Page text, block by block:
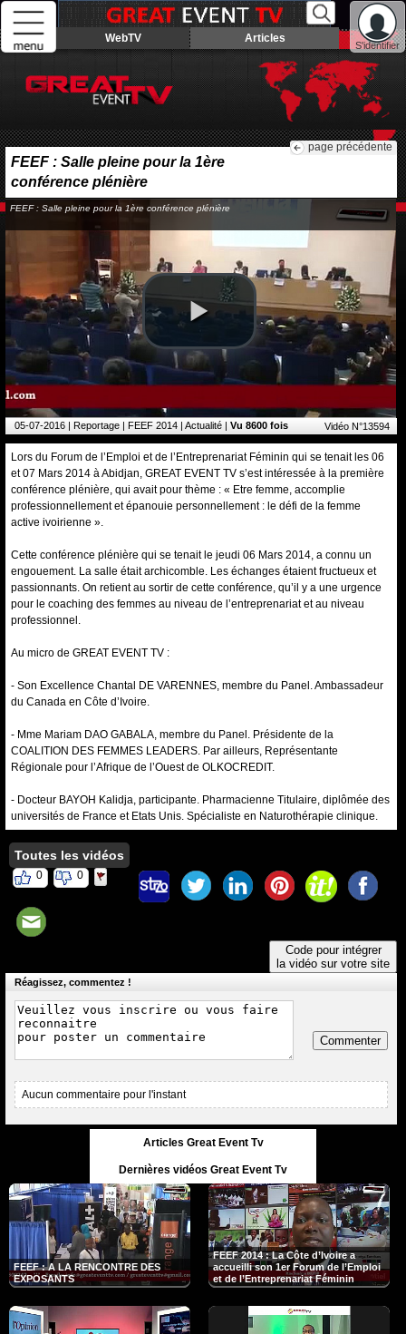
S'identifier
WebTV Articles
page précédente
FEEF : Salle pleine pour la 1ère
conférence plénière
FEEF : Salle pleine pour la 1ère conférence plénière
05-07-2016 | Reportage | FEEF 2014 | Actualité | Vu 8600 fois Vidéo N°13594
Lors du Forum de l’Emploi et de l’Entreprenariat Féminin qui se tenait les 06
et 07 Mars 2014 à Abidjan, GREAT EVENT TV s’est intéressée à la première
conférence plénière, qui avait pour thème : « Etre femme, accomplie
professionnellement et épanouie personnellement : le défi de la femme
active ivoirienne ».
Cette conférence plénière qui se tenait le jeudi 06 Mars 2014, a connu un
engouement. La salle était archicomble. Les échanges étaient fructueux et
passionnants. On retient au sortir de cette conférence, qu’il y a une urgence
pour le coaching des femmes au niveau de l’entreprenariat et au niveau
professionnel.
Au micro de GREAT EVENT TV :
- Son Excellence Chantal DE VARENNES, membre du Panel. Ambassadeur
du Canada en Côte d’Ivoire.
- Mme Mariam DAO GABALA, membre du Panel. Présidente de la
COALITION DES FEMMES LEADERS. Par ailleurs, Représentante
Régionale pour l’Afrique de l’Ouest de OLKOCREDIT.
- Docteur BAYOH Kalidja, participante. Pharmacienne Titulaire, diplômée des
universités de France et Etats Unis. Spécialiste en Naturothérapie clinique.
Toutes les vidéos
0 0
Code pour intégrer
la vidéo sur votre site
Réagissez, commentez !
Commenter
Aucun commentaire pour l'instant
Articles Great Event Tv
Dernières vidéos Great Event Tv
FEEF : A LA RENCONTRE DES
EXPOSANTS
FEEF 2014 : La Côte d’Ivoire a
accueilli son 1er Forum de l’Emploi
et de l’Entreprenariat Féminin